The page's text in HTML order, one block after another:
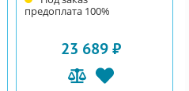
предоплата 100%
23 689 ₽